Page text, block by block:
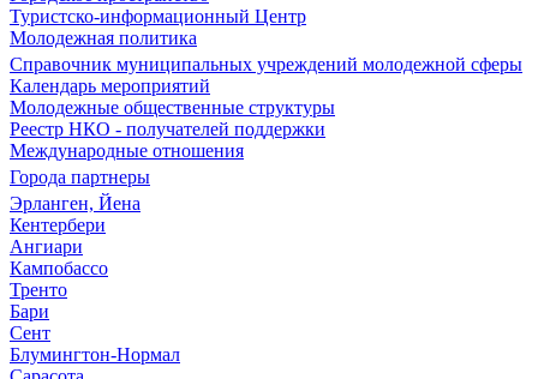
Туристско-информационный Центр
Молодежная политика
Справочник муниципальных учреждений молодежной сферы
Календарь мероприятий
Молодежные общественные структуры
Реестр НКО - получателей поддержки
Международные отношения
Города партнеры
Эрланген, Йена
Кентербери
Ангиари
Кампобассо
Тренто
Бари
Сент
Блумингтон-Нормал